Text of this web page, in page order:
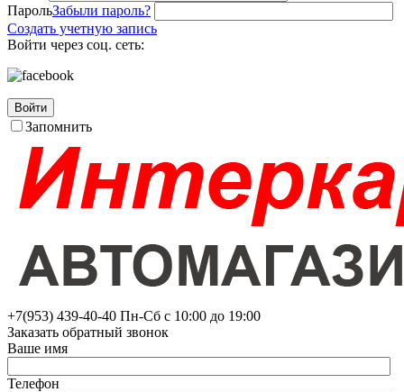
ПарольЗабыли пароль?
Создать учетную запись
Войти через соц. сеть:
Войти
Запомнить
+7(953) 439-40-40 Пн-Сб с 10:00 до 19:00
Заказать обратный звонок
Ваше имя
Телефон